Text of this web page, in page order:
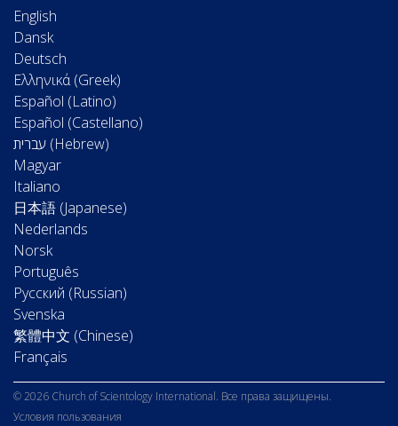
English
Dansk
Deutsch
Ελληνικά (Greek)
Español (Latino)
Español (Castellano)
Magyar
Italiano
日本語 (Japanese)
Nederlands
Norsk
Português
Русский (Russian)
Svenska
繁體中文 (Chinese)
Français
© 2026 Church of Scientology International. Все права защищены.
Условия пользования